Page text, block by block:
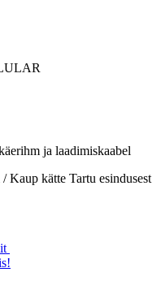
ja laadimiskaabel
Kaup kätte Tartu esindusest